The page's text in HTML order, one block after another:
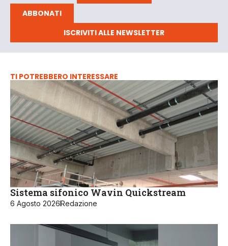
ABBONATI
ISCRIVITI ALLE NEWSLETTER
TI POTREBBERO INTERESSARE
Sistema sifonico Wavin Quickstream
6 Agosto 2026Redazione